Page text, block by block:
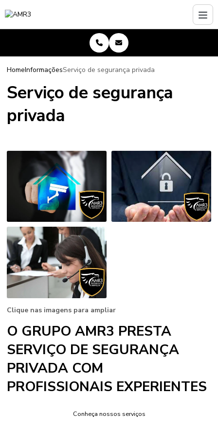
HomeInformaçõesServiço de segurança privada
Serviço de segurança
privada
Clique nas imagens para ampliar
O GRUPO AMR3 PRESTA
SERVIÇO DE SEGURANÇA
PRIVADA COM
PROFISSIONAIS EXPERIENTES
Conheça nossos serviços